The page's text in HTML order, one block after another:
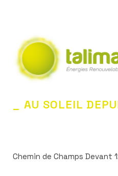
_ AU SOLEIL
Chemin de Champs Devant